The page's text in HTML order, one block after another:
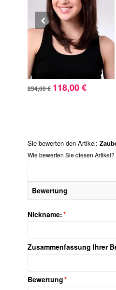
234,00 € 118,00 €
Sie bewerten den Artikel:
Wie bewerten Sie diesen Artikel?
Bewertung
*
Nickname:
Zusammenfassung Ihrer
*
Bewertung